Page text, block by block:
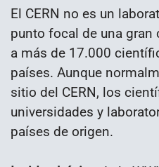
El CERN no es un
punto focal de una
a más de 17.000
países. Aunque
sitio del CERN, los
universidades y
países de origen.